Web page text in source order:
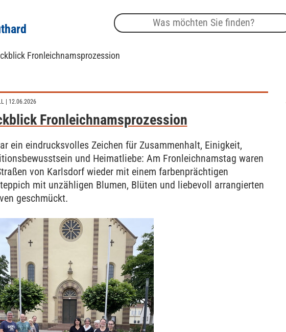
Fronleichnamsprozession
| 12.06.2026
Fronleichnamsprozession
ein eindrucksvolles Zeichen für Zusammenhalt, Einigkeit,
und Heimatliebe: Am Fronleichnamstag waren
von Karlsdorf wieder mit einem farbenprächtigen
mit unzähligen Blumen, Blüten und liebevoll arrangierten
geschmückt.